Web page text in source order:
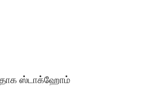
ஸ்டாக்ஹோம்